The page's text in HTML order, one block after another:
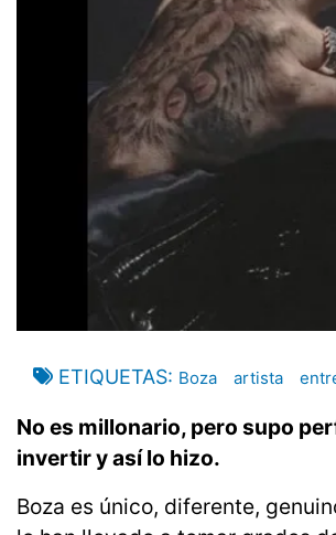
ETIQUETAS Boza artista
No es millonario, pero supo
invertir y así lo hizo.
Boza es único, diferente,